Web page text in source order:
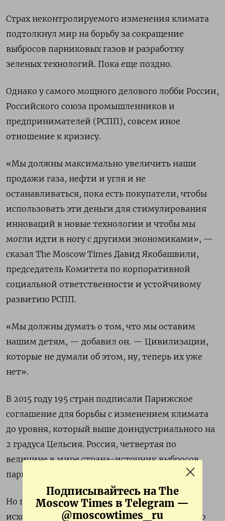
Подписывайтесь на The
Moscow Times в Telegram —
@moscowtimes_ru
Страх неконтролируемого изменения климата
подтолкнул мир на борьбу за сокращение
выбросов парниковых газов и разработку
зеленых технологий. Пока еще поздно.
Однако у самого мощного делового лобби России,
Российского союза промышленников и
предпринимателей (РСПП), совсем иное
отношение к кризису.
«Мы должны максимально увеличить наши
продажи газа, нефти и угля и не
останавливаться, пока есть покупатели, чтобы
использовать эти деньги для стимулирования
инноваций в новые технологии и чтобы мы
могли идти в ногу с другими экономиками», —
сказал The Moscow Times Давид Якобашвили,
председатель Комитета по корпоративной
социальной ответственности и устойчивому
развитию РСПП.
«Мы должны думать о том, что мы оставим
нашим детям, — добавил он. — Цивилизации,
которые не думали об этом, ну, теперь их уже
нет».
В 2015 году 195 стран подписали Парижское
соглашение для борьбы с изменением климата
до уровня, который выше доиндустриального на
2 градуса Цельсия. Россия, четвертая по
величине в мире страна-источник выбросов
парниковых газов, была одной из них.
Но поскольку в соответствии с соглашением
исходной точкой для сокращения выбросов до